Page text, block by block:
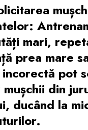
mari,
prea mare
pot
din
ducând la